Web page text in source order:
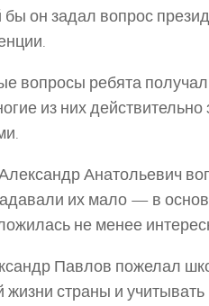
бы он задал вопрос
вопросы ребята
из них действительно
Анатольевич
их мало — в
не менее
Павлов пожелал
жизни страны и